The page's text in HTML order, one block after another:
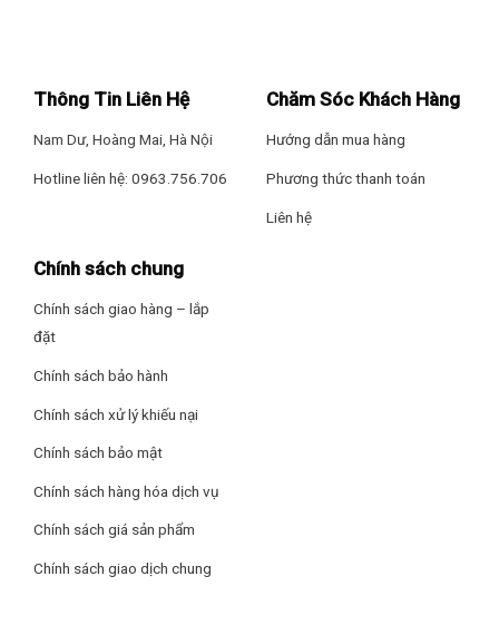
Thông Tin Liên Hệ
Nam Dư, Hoàng Mai, Hà Nội
Hotline liên hệ: 0963.756.706
Chăm Sóc Khách Hàng
Hướng dẫn mua hàng
Phương thức thanh toán
Liên hệ
Chính sách chung
Chính sách giao hàng – lắp
đặt
Chính sách bảo hành
Chính sách xử lý khiếu nại
Chính sách bảo mật
Chính sách hàng hóa dịch vụ
Chính sách giá sản phẩm
Chính sách giao dịch chung